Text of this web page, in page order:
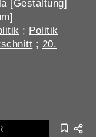
[Gestaltung]
; Politik
; 20.